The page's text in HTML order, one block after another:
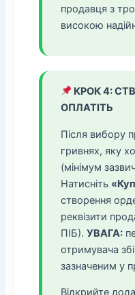
продавця з
високою
КРОК 4:
ОПЛАТІТЬ
Після вибору
гривнях, яку
(мінімум
Натисніть
створення
реквізити
ПІБ). УВАГА:
отримувача
зазначеним у
Відкрийте